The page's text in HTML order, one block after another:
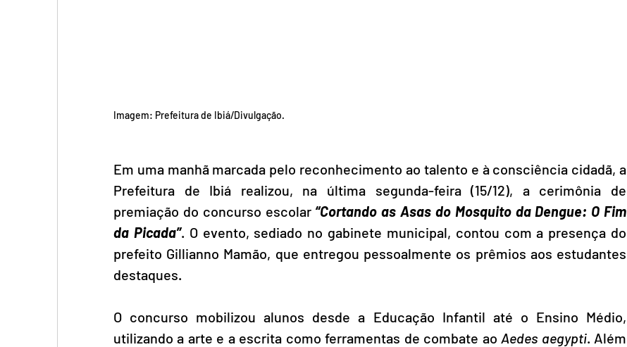
Imagem: Prefeitura de Ibiá/Divulgação.
Em uma manhã marcada pelo reconhecimento ao talento e à consciência cidadã, a
Prefeitura de Ibiá realizou, na última segunda-feira (15/12), a cerimônia de
premiação do concurso escolar “Cortando as Asas do Mosquito da Dengue: O Fim
da Picada”. O evento, sediado no gabinete municipal, contou com a presença do
prefeito Gillianno Mamão, que entregou pessoalmente os prêmios aos estudantes
destaques.
O concurso mobilizou alunos desde a Educação Infantil até o Ensino Médio,
utilizando a arte e a escrita como ferramentas de combate ao Aedes aegypti. Além